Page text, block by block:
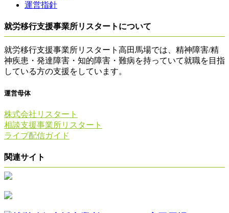
運営指針
就労移行支援事業所リスタートについて
就労移行支援事業所リスタート高田馬場では、精神障害/精
神疾患・発達障害・知的障害・難病を持っていて就職を目指
している方の支援をしています。
運営母体
株式会社リスタート
相談支援事業所リスタート
ライブ配信ガイド
関連サイト